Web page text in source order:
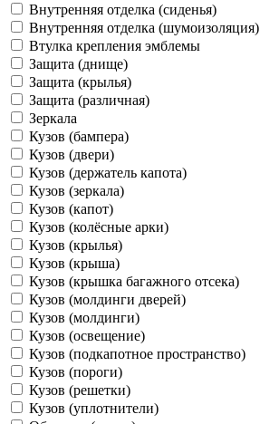
Внутренняя отделка (сиденья)
Внутренняя отделка (шумоизоляция)
Втулка крепления эмблемы
Защита (днище)
Защита (крылья)
Защита (различная)
Зеркала
Кузов (бампера)
Кузов (двери)
Кузов (держатель капота)
Кузов (зеркала)
Кузов (капот)
Кузов (колёсные арки)
Кузов (крылья)
Кузов (крыша)
Кузов (крышка багажного отсека)
Кузов (молдинги дверей)
Кузов (молдинги)
Кузов (освещение)
Кузов (подкапотное пространство)
Кузов (пороги)
Кузов (решетки)
Кузов (уплотнители)